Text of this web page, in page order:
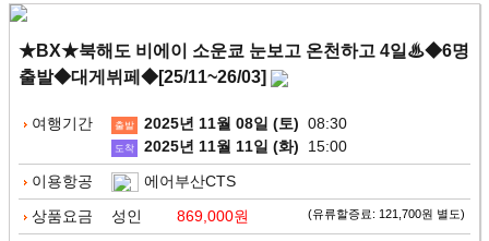
★BX★북해도 비에이 소운쿄 눈보고 온천하고 4일♨◆6명
출발◆대게뷔페◆[25/11~26/03]
여행기간 출발 2025년 11월 08일 (토) 08:30
도착 2025년 11월 11일 (화)
15:00
이용항공
에어부산CTS
상품요금
성인 869,000원 (유류할증료: 121,700원 별도)